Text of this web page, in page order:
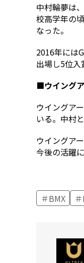
中村輪夢は
校高学年の
なった。
2016年には
出場し5位入
■ウイング
ウイングア
いる。中村
ウイングア
今後の活躍
BMX